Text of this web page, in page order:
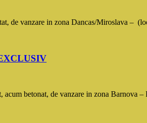
de vanzare in zona Dancas/Miroslava –
betonat, de vanzare in zona Barnova –